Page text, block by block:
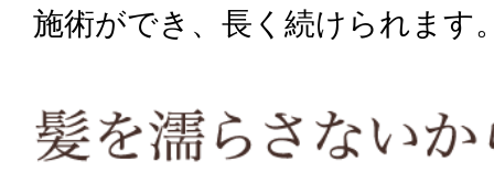
施術ができ、長く続けられます